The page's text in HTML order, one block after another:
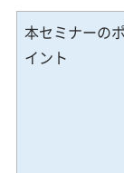
本セミナーのポ
イント